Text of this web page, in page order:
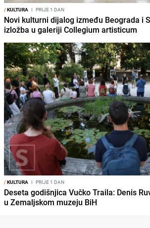
/KULTURA I PRIJE 1 DAN
Novi kulturni dijalog između Beograda i
izložba u galeriji Collegium artisticum
/KULTURA I PRIJE 1 DAN
Deseta godišnjica Vučko Traila: Denis
u Zemaljskom muzeju BiH